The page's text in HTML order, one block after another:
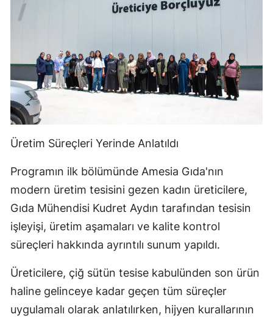
Üretim Süreçleri Yerinde Anlatıldı
Programın ilk bölümünde Amesia Gıda'nın
modern üretim tesisini gezen kadın üreticilere,
Gıda Mühendisi Kudret Aydın tarafından tesisin
işleyişi, üretim aşamaları ve kalite kontrol
süreçleri hakkında ayrıntılı sunum yapıldı.
Üreticilere, çiğ sütün tesise kabulünden son ürün
haline gelinceye kadar geçen tüm süreçler
uygulamalı olarak anlatılırken, hijyen kurallarının